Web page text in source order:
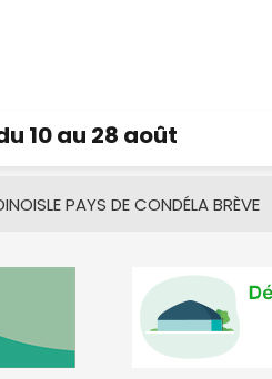
10 au 28 août
LE PAYS DE CONDÉLA BRÈVE